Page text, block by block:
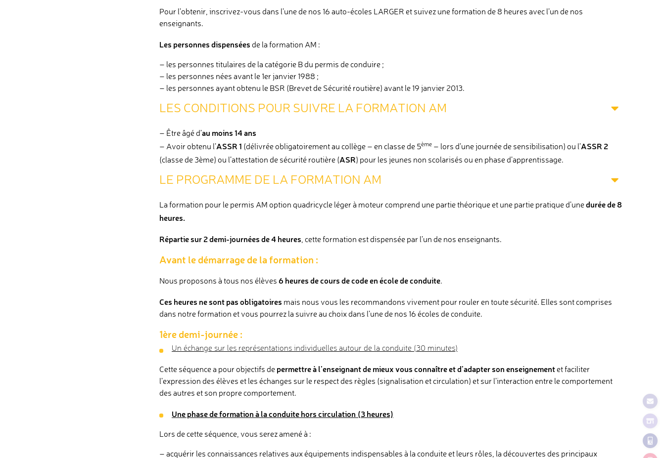
Pour l’obtenir, inscrivez-vous dans l’une de nos 16 auto-écoles LARGER et suivez une formation de 8 heures avec l’un de nos
enseignants.
Les personnes dispensées de la formation AM :
– les personnes titulaires de la catégorie B du permis de conduire ;
– les personnes nées avant le 1er janvier 1988 ;
– les personnes ayant obtenu le BSR (Brevet de Sécurité routière) avant le 19 janvier 2013.
LES CONDITIONS POUR SUIVRE LA FORMATION AM
– Être âgé d’au moins 14 ans
– Avoir obtenu l’ASSR 1 (délivrée obligatoirement au collège – en classe de 5ème – lors d’une journée de sensibilisation) ou l’ASSR 2
(classe de 3ème) ou l’attestation de sécurité routière (ASR) pour les jeunes non scolarisés ou en phase d’apprentissage.
LE PROGRAMME DE LA FORMATION AM
La formation pour le permis AM option quadricycle léger à moteur comprend une partie théorique et une partie pratique d’unedurée de 8
heures.
Répartie sur 2 demi-journées de 4 heures, cette formation est dispensée par l’un de nos enseignants.
Avant le démarrage de la formation :
Nous proposons à tous nos élèves 6 heures de cours de code en école de conduite.
Ces heures ne sont pas obligatoires mais nous vous les recommandons vivement pour rouler en toute sécurité. Elles sont comprises
dans notre formation et vous pourrez la suivre au choix dans l’une de nos 16 écoles de conduite.
1ère demi-journée :
Un échange sur les représentations individuelles autour de la conduite (30 minutes)
Cette séquence a pour objectifs de permettre à l’enseignant de mieux vous connaître et d’adapter son enseignementet faciliter
l’expression des élèves et les échanges sur le respect des règles (signalisation et circulation) et sur l’interaction entre le comportement
des autres et son propre comportement.
Une phase de formation à la conduite hors circulation (3 heures)
Lors de cette séquence, vous serez amené à :
– acquérir les connaissances relatives aux équipements indispensables à la conduite et leurs rôles, la découvertes des principaux